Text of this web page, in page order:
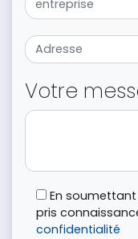
Votre
En
pris
confidentialité